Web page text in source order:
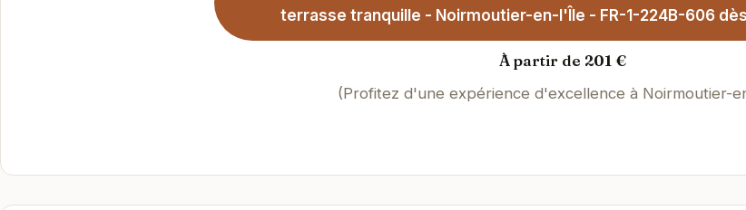
terrasse tranquille - Noirmoutier-en-l'Île - FR-1-224B-606
À partir de 201 €
(Profitez d'une expérience d'excellence à Noirmoutier-